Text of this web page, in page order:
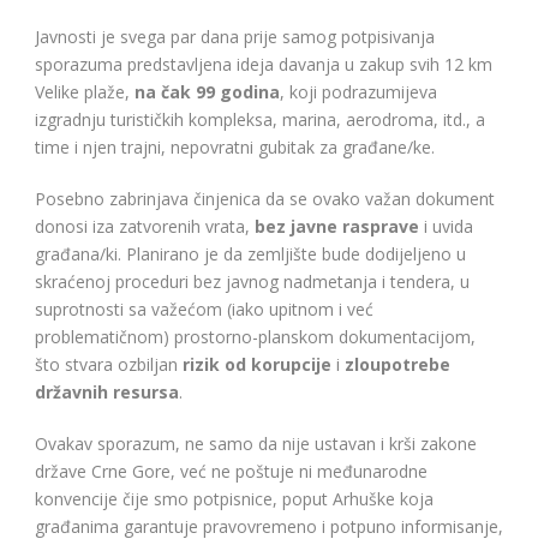
Javnosti je svega par dana prije samog potpisivanja
sporazuma predstavljena ideja davanja u zakup svih 12 km
Velike plaže, na čak 99 godina, koji podrazumijeva
izgradnju turističkih kompleksa, marina, aerodroma, itd., a
time i njen trajni, nepovratni gubitak za građane/ke.
Posebno zabrinjava činjenica da se ovako važan dokument
donosi iza zatvorenih vrata, bez javne rasprave i uvida
građana/ki. Planirano je da zemljište bude dodijeljeno u
skraćenoj proceduri bez javnog nadmetanja i tendera, u
suprotnosti sa važećom (iako upitnom i već
problematičnom) prostorno-planskom dokumentacijom,
što stvara ozbiljan rizik od korupcije i zloupotrebe
državnih resursa.
Ovakav sporazum, ne samo da nije ustavan i krši zakone
države Crne Gore, već ne poštuje ni međunarodne
konvencije čije smo potpisnice, poput Arhuške koja
građanima garantuje pravovremeno i potpuno informisanje,